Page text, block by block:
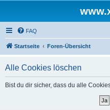
FAQ
Startseite Foren-Übersicht
Alle Cookies löschen
Bist du dir sicher, dass du alle